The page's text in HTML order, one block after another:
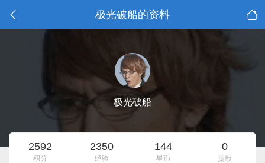
极光破船的资料
极光破船
2592
积分
2350
经验
144
星币
0
贡献